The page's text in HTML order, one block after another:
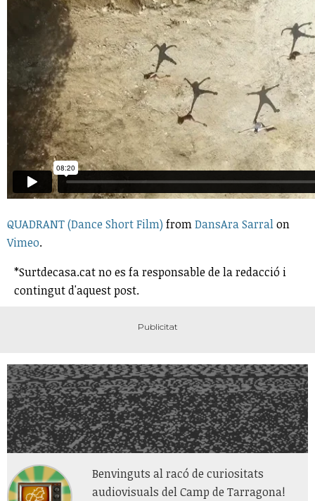
QUADRANT (Dance Short Film) fromDansAra Sarralon
Vimeo.
*Surtdecasa.cat no es fa responsable de la redacció i
contingut d'aquest post.
Benvinguts al racó de curiositats
audiovisuals del Camp de Tarragona!